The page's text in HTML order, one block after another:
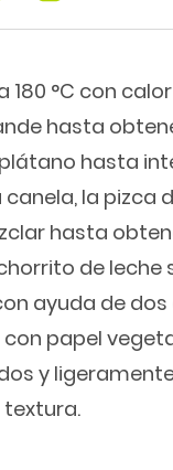
180 °C con
hasta
hasta
la pizca
hasta
de leche
ayuda de
papel
y